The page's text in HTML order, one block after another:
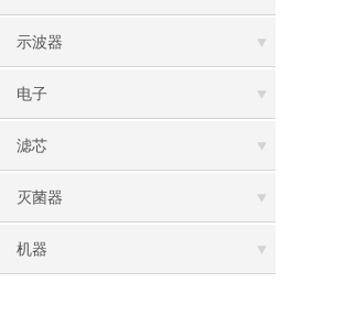
示波器
电子
滤芯
灭菌器
机器